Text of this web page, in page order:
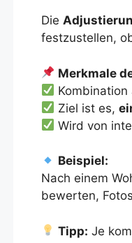
Die
festzustellen,
Merkmale
Ziel ist es,
Wird von
Beispiel:
Nach einem
bewerten,
Tipp: Je